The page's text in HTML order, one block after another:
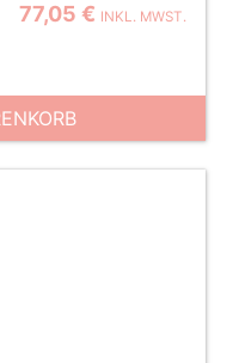
77,05 € INKL. MWST.